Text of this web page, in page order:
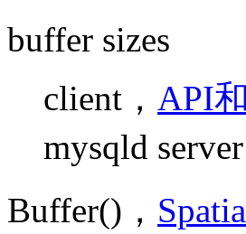
buffer sizes
client， API
mysqld server
Buffer()，